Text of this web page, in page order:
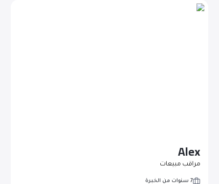
Alex
مراقب مبيعات
7 سنوات من الخبرة